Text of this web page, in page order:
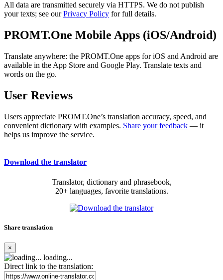
All data are transmitted securely via HTTPS. We do not publish
your texts; see ourPrivacy Policy for full details.
PROMT.One Mobile Apps (iOS/Android)
Translate anywhere: the PROMT.One apps for iOS and Android are
available in the App Store and Google Play. Translate texts and
words on the go.
User Reviews
Users appreciate PROMT.One’s translation accuracy, speed, and
convenient dictionary with examples. Share your feedback — it
helps us improve the service.
Download the translator
Translator, dictionary and phrasebook,
20+ languages, favorite translations.
Share translation
×
loading...
Direct link to the translation: